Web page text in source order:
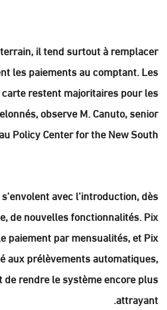
il tend surtout à remplacer
les paiements au comptant. Les
restent majoritaires pour les
observe M. Canuto, senior
Policy Center for the New South.
avec l’introduction, dès
de nouvelles fonctionnalités. Pix
paiement par mensualités, et Pix
aux prélèvements automatiques,
rendre le système encore plus
attrayant.